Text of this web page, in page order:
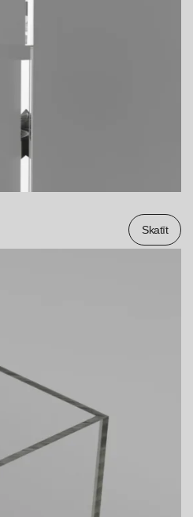
Skatīt